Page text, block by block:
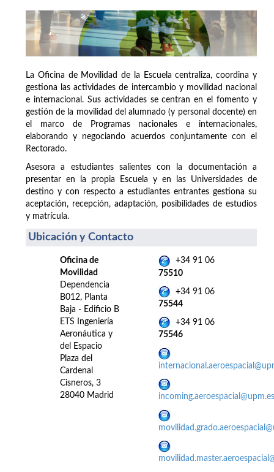
La Oficina de Movilidad de la Escuela centraliza, coordina y
gestiona las actividades de intercambio y movilidad nacional
e internacional. Sus actividades se centran en el fomento y
gestión de la movilidad del alumnado (y personal docente) en
el marco de Programas nacionales e internacionales,
elaborando y negociando acuerdos conjuntamente con el
Rectorado.
Asesora a estudiantes salientes con la documentación a
presentar en la propia Escuela y en las Universidades de
destino y con respecto a estudiantes entrantes gestiona su
aceptación, recepción, adaptación, posibilidades de estudios
y matrícula.
Ubicación y Contacto
Oficina de
Movilidad
Dependencia
B012, Planta
Baja - Edificio B
ETS Ingeniería
Aeronáutica y
del Espacio
Plaza del
Cardenal
Cisneros, 3
28040 Madrid
+34 91 06
75510
+34 91 06
75544
+34 91 06
75546
incoming.aeroespacial@upm.es